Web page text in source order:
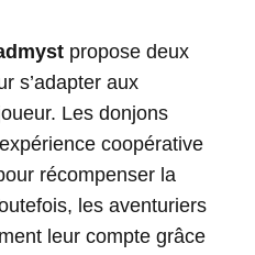
propose deux
s’adapter aux
Les donjons
coopérative
récompenser la
les aventuriers
leur compte grâce